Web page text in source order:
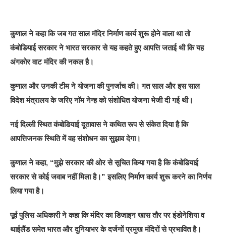
कुणाल ने कहा कि जब गत साल मंदिर निर्माण कार्य शुरू होने वाला था तो
कंबोडियाई सरकार ने भारत सरकार से यह कहते हुए आपत्ति जताई थी कि यह
अंगकोर वाट मंदिर की नकल है।
कुणाल और उनकी टीम ने योजना की पुनर्जाच की। गत साल और इस साल
विदेश मंत्रालय के जरिए नॉम नेन्ह को संशोधित योजना भेजी दी गई थी।
नई दिल्ली स्थित कंबोडियाई दूतावास ने कथित रूप से संकेत दिया है कि
आपत्तिजनक स्थिति में वह संशोधन का सुझाव देगा।
कुणाल ने कहा, “मुझे सरकार की ओर से सूचित किया गया है कि कंबोडियाई
सरकार से कोई जवाब नहीं मिला है।” इसलिए निर्माण कार्य शुरू करने का निर्णय
लिया गया है।
पूर्व पुलिस अधिकारी ने कहा कि मंदिर का डिजाइन खास तौर पर इंडोनेशिया व
थाईलैंड समेत भारत और दुनियाभर के दर्जनों प्रमुख मंदिरों से प्रभावित है।